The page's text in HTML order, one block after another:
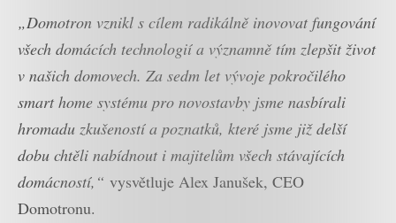
„Domotron vznikl s cílem radikálně inovovat fungování
všech domácích technologií a významně tím zlepšit život
v našich domovech. Za sedm let vývoje pokročilého
smart home systému pro novostavby jsme nasbírali
hromadu zkušeností a poznatků, které jsme již delší
dobu chtěli nabídnout i majitelům všech stávajících
domácností,“ vysvětluje Alex Janušek, CEO
Domotronu.